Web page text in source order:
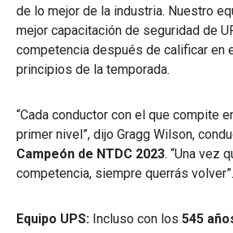
de lo mejor de la industria. Nuestro
mejor capacitación de seguridad de
competencia después de calificar en
principios de la temporada.
“Cada conductor con el que compite
primer nivel”, dijo Gragg Wilson,
Campeón de NTDC 2023. “Una vez
competencia, siempre querrás volver”.
Equipo UPS: Incluso con los 545